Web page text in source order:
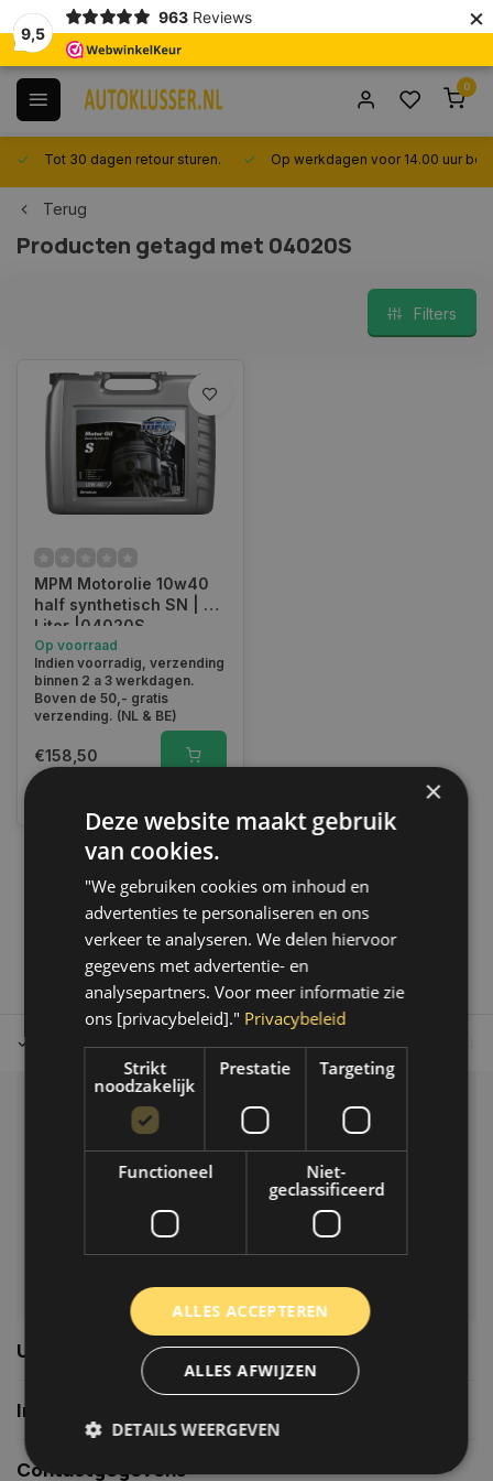
9,5
963 Reviews ×
0
Tot 30 dagen retour sturen. Op werkdagen voor 14.00 uur
Terug
Producten getagd met 04020S
Filters
MPM Motorolie 10w40
half synthetisch SN | 20
Liter |04020S
Op voorraad
Indien voorradig, verzending
binnen 2 a 3 werkdagen.
Boven de 50,- gratis
verzending. (NL & BE)
€158,50
1
Tot 30 dagen retour sturen. Op werkdagen voor 14.00 uur
Klantenservice
Veelgestelde vragen
06-39119169
info@autoklusser.nl
Usefull links
Informatie
Contactgegevens
×
Deze website maakt gebruik
van cookies.
"We gebruiken cookies om inhoud en
advertenties te personaliseren en ons
verkeer te analyseren. We delen hiervoor
gegevens met advertentie- en
analysepartners. Voor meer informatie zie
ons [privacybeleid]." Privacybeleid
Strikt
noodzakelijk
Prestatie Targeting
Functioneel
Niet-
geclassificeerd
ALLES ACCEPTEREN
ALLES AFWIJZEN
DETAILS WEERGEVEN